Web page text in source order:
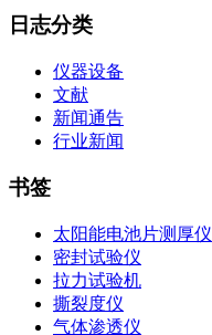
日志分类
仪器设备
文献
新闻通告
行业新闻
书签
太阳能电池片测厚仪
密封试验仪
拉力试验机
撕裂度仪
气体渗透仪